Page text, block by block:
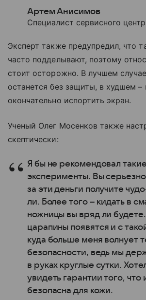
Артем Анисимов
Специалист сервисного
Эксперт также предупредил, что
часто подделывают, поэтому
стоит осторожно. В лучшем
останется без защиты, в худшем
окончательно испортить экран.
Ученый Олег Мосенков также
скептически:
Я бы не рекомендовал такие
эксперименты. Вы серьезно
за эти деньги получите
ли. Более того – кидать в
ножницы вы вряд ли
царапины появятся и с
куда больше меня волнует
безопасности, ведь мы
в руках круглые сутки.
увидеть гарантии того, что
безопасна для кожи.